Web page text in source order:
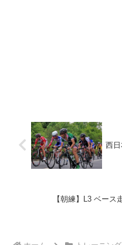
西
【朝練】L3 ベース